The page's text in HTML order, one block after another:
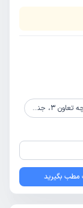
روانشناسی سجاد
مطب بگیرید